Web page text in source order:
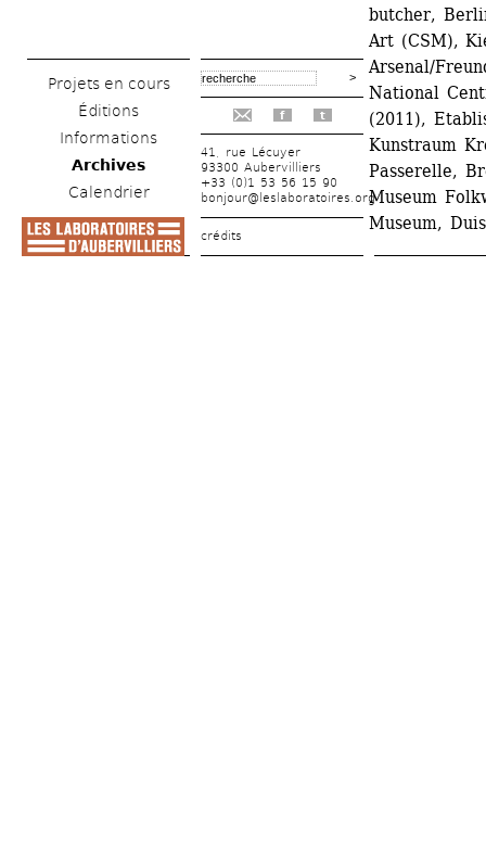
Projets en cours
Éditions
Informations
Archives
Calendrier
f t
41, rue Lécuyer
93300 Aubervilliers
+33 (0)1 53 56 15 90
bonjour@leslaboratoires.org
crédits
butcher,
Art (CSM),
Arsenal/
National
(2011),
Kunstraum
Passerelle,
Museum
Museum,